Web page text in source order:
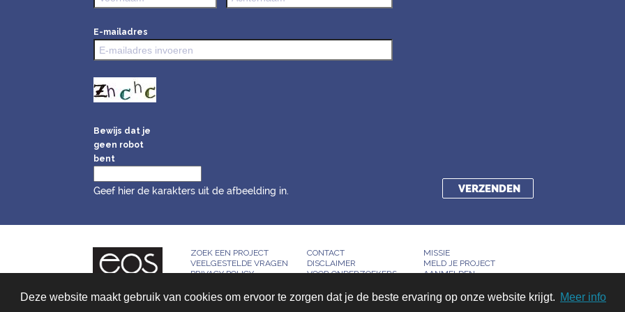
Deze website maakt gebruik van cookies om ervoor te zorgen dat je de beste ervaring op onze website krijgt. Meer info
E-mailadres
Bewijs dat je
geen robot
bent
Geef hier de karakters uit de afbeelding in.
ZOEK EEN PROJECT CONTACT
MISSIE
VEELGESTELDE VRAGEN
DISCLAIMER
MELD JE PROJECT
PRIVACY POLICY
VOOR ONDERZOEKERS AANMELDEN